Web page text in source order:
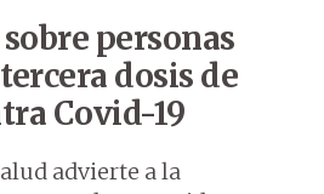
personas
dosis de
Covid-19
advierte a la